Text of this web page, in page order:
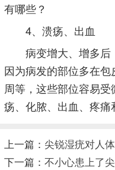
有哪些？
4、溃疡、出血
病变增大、增多后
因为病发的部位多在
周等，这些部位容易
疡、化脓、出血、疼痛
上一篇： 尖锐湿疣对人
下一篇： 不小心患上了